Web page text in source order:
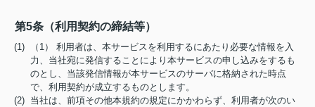
第5条（利用契約の締結等）
(1) （1） 利用者は、本サービスを利用するにあたり必要な情報を入
力、当社宛に発信することにより本サービスの申し込みをするも
のとし、当該発信情報が本サービスのサーバに格納された時点
で、利用契約が成立するものとします。
(2) 当社は、前項その他本規約の規定にかかわらず、利用者が次のい